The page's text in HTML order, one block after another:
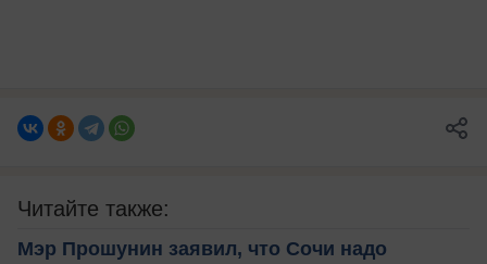
Читайте также:
Мэр Прошунин заявил, что Сочи надо